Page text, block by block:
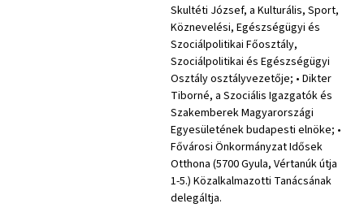
Skultéti József, a Kulturális, Sport,
Köznevelési, Egészségügyi és
Szociálpolitikai Főosztály,
Szociálpolitikai és Egészségügyi
Osztály osztályvezetője; • Dikter
Tiborné, a Szociális Igazgatók és
Szakemberek Magyarországi
Egyesületének budapesti elnöke; •
Fővárosi Önkormányzat Idősek
Otthona (5700 Gyula, Vértanúk útja
1-5.) Közalkalmazotti Tanácsának
delegáltja.